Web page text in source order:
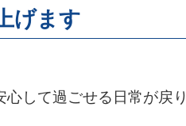
げます
して過ごせる日常が戻り